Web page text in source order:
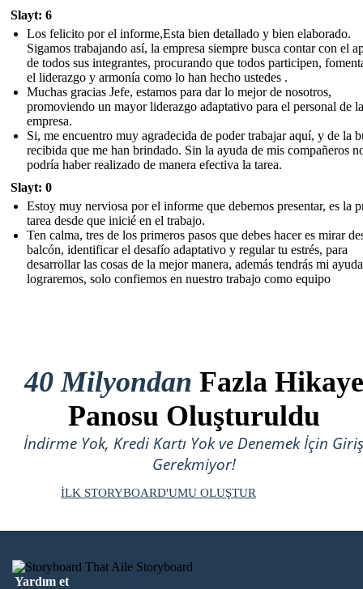
Slayt: 6
Los felicito por el informe,Esta bien detallado y bien elaborado.
Sigamos trabajando así, la empresa siempre busca contar con el
de todos sus integrantes, procurando que todos participen,
el liderazgo y armonía como lo han hecho ustedes .
Muchas gracias Jefe, estamos para dar lo mejor de nosotros,
promoviendo un mayor liderazgo adaptativo para el personal de la
empresa.
Si, me encuentro muy agradecida de poder trabajar aquí, y de la
recibida que me han brindado. Sin la ayuda de mis compañeros
podría haber realizado de manera efectiva la tarea.
Slayt: 0
Estoy muy nerviosa por el informe que debemos presentar, es la
tarea desde que inicié en el trabajo.
Ten calma, tres de los primeros pasos que debes hacer es mirar
balcón, identificar el desafío adaptativo y regular tu estrés, para
desarrollar las cosas de la mejor manera, además tendrás mi
lograremos, solo confiemos en nuestro trabajo como equipo
40 Milyondan Fazla Hikaye
Panosu Oluşturuldu
İndirme Yok, Kredi Kartı Yok ve Denemek İçin Giriş
Gerekmiyor!
İLK STORYBOARD'UMU OLUŞTUR
Yardım et